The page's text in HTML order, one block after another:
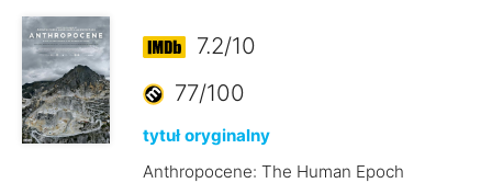
7.2/10
77/100
tytuł oryginalny
Anthropocene: The Human Epoch